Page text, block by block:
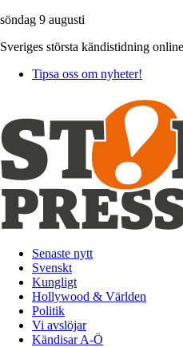
söndag 9 augusti
Sveriges största kändistidning
Tipsa oss om nyheter!
Senaste nytt
Svenskt
Kungligt
Hollywood & Världen
Politik
Vi avslöjar
Kändisar A-Ö